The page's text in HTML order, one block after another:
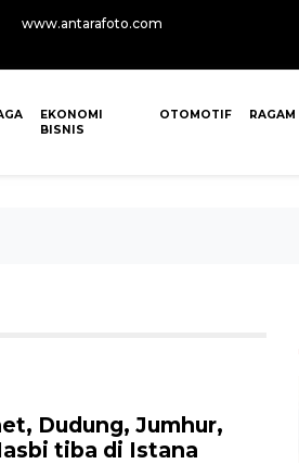
www.antarafoto.com
EKONOMI
BISNIS
OTOMOTIF RAGAM
Dudung, Jumhur,
tiba di Istana